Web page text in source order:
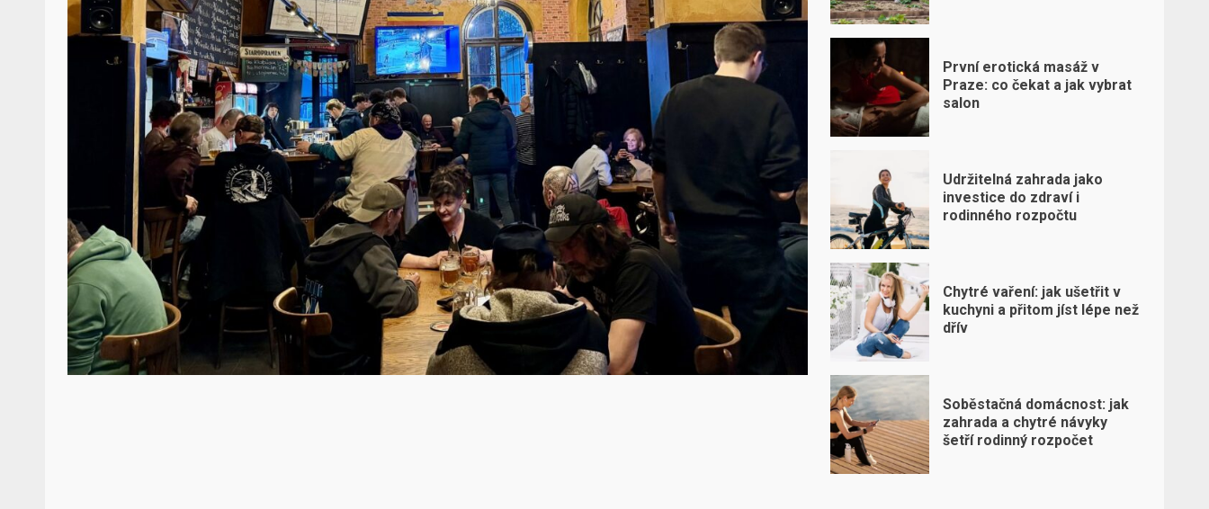
První erotická masáž v
Praze: co čekat a jak vybrat
salon
Udržitelná zahrada jako
investice do zdraví i
rodinného rozpočtu
Chytré vaření: jak ušetřit v
kuchyni a přitom jíst lépe než
dřív
Soběstačná domácnost: jak
zahrada a chytré návyky
šetří rodinný rozpočet